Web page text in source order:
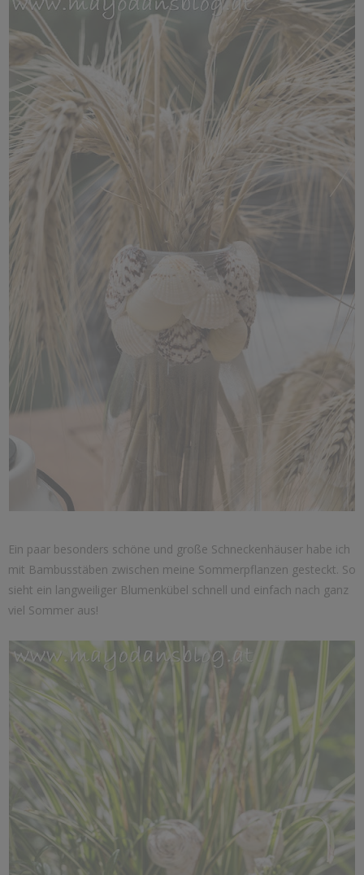
Ein paar besonders schöne und große Schneckenhäuser habe ich
mit Bambusstäben zwischen meine Sommerpflanzen gesteckt. So
sieht ein langweiliger Blumenkübel schnell und einfach nach ganz
viel Sommer aus!